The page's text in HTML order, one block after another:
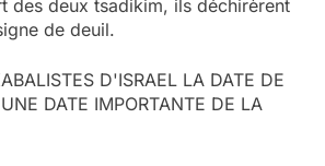
des deux tsadikim, ils déchirèrent
de deuil.
D'ISRAEL LA DATE DE
DATE IMPORTANTE DE LA